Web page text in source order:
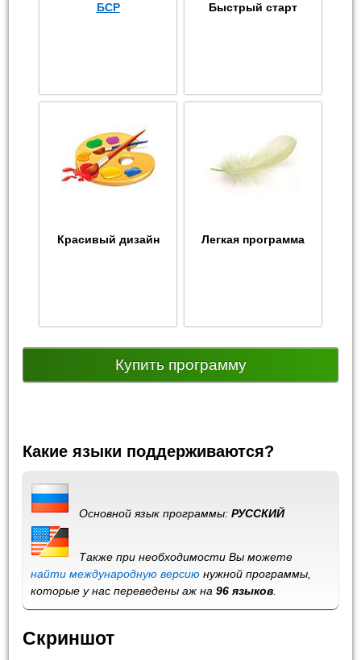
БСР Быстрый старт
Красивый дизайн Легкая программа
Купить программу
Какие языки поддерживаются?
Основной язык программы:РУССКИЙ
Также при необходимости Вы можете
найти международную версию нужной программы,
которые у нас переведены аж на96 языков
Скриншот